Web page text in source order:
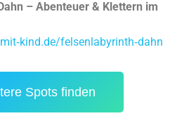
– Abenteuer & Klettern im
felsenlabyrinth‑dahn
Spots finden